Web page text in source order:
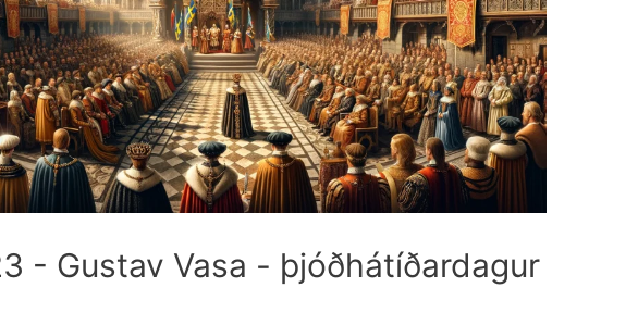
- Gustav Vasa - þjóðhátíðardagur